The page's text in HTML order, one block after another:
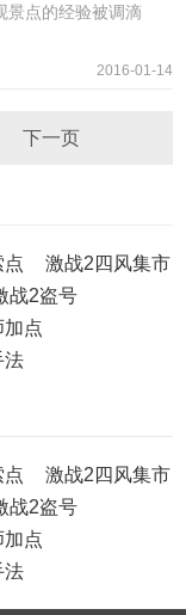
景点的经验被调滴
2016-01-14
下一页
点
激战2四风集市
战2盗号
加点
法
点
激战2四风集市
战2盗号
加点
法